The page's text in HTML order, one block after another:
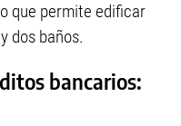
que permite edificar
dos baños.
bancarios: